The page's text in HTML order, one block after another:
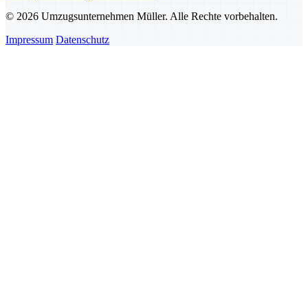
© 2026 Umzugsunternehmen Müller. Alle Rechte vorbehalten.
Impressum Datenschutz